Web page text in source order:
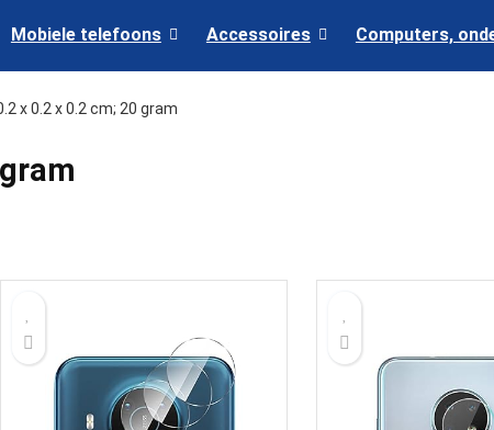
Mobiele telefoons Accessoires Computers,
x 0.2 x 0.2 cm; 20 gram